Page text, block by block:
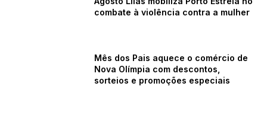
combate à violência contra a mulher
Mês dos Pais aquece o comércio de
Nova Olímpia com descontos,
sorteios e promoções especiais